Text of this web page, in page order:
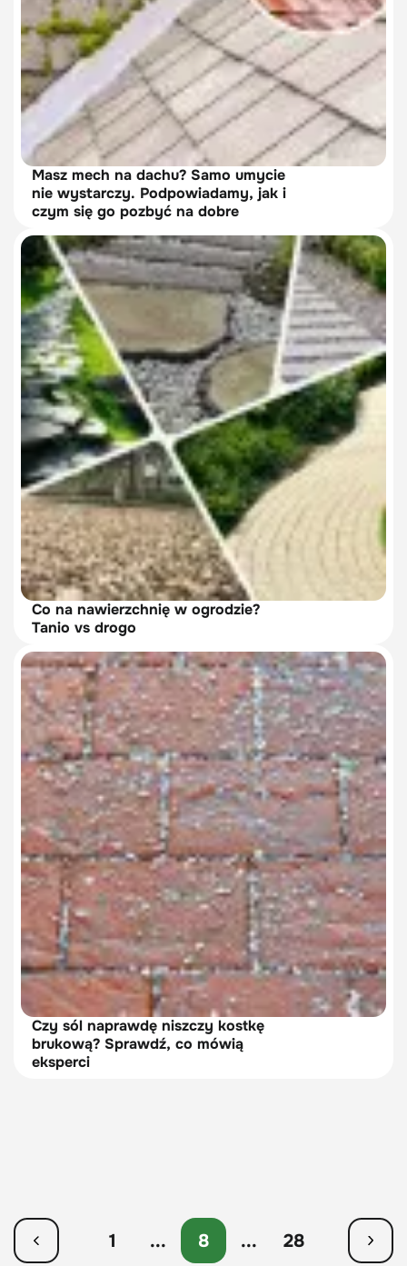
Masz mech na dachu? Samo umycie
nie wystarczy. Podpowiadamy, jak i
czym się go pozbyć na dobre
Co na nawierzchnię w ogrodzie?
Tanio vs drogo
Czy sól naprawdę niszczy kostkę
brukową? Sprawdź, co mówią
eksperci
1 ... 8 ... 28